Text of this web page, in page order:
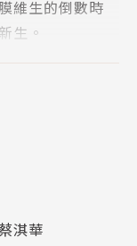
維生的倒數時
生。
受心臟移植手術
轉折點，在心臟
是用屬於自己的
輝格史觀的法
淇華